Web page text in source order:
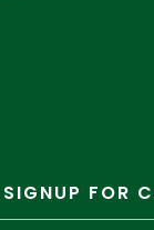
SIGNUP FOR